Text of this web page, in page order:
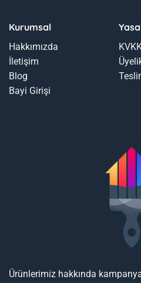
Kurumsal
Hakkımızda
İletişim
Blog
Bayi Girişi
Ürünlerimiz hakkında